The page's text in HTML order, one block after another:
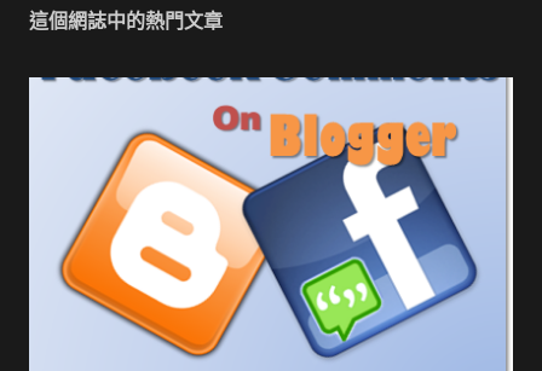
這個網誌中的熱門文章